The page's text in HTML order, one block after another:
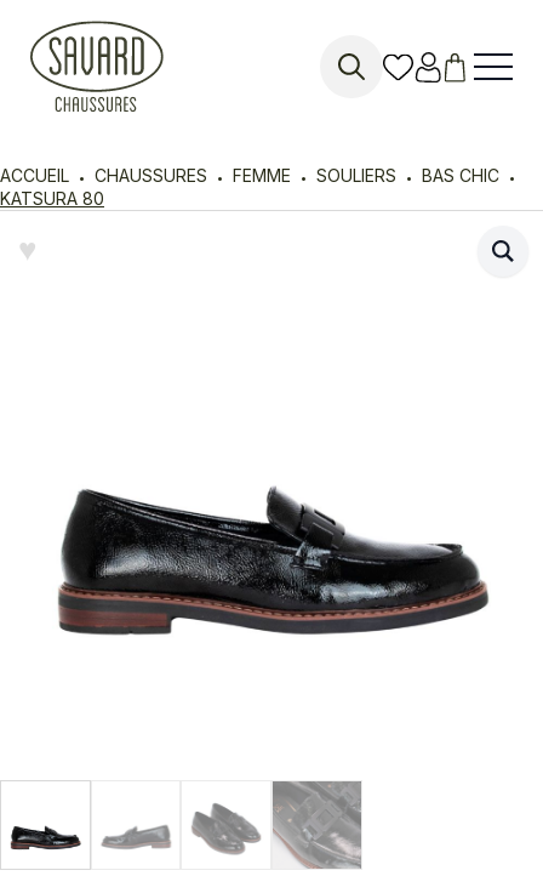
ACCUEIL CHAUSSURES FEMME SOULIERS
BAS CHIC
KATSURA 80
♥︎